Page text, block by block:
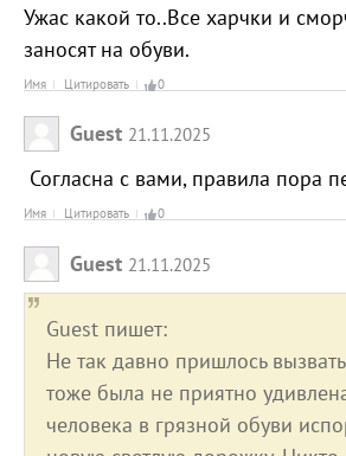
Ужас какой то..Все харчки и
заносят на обуви.
Имя Цитировать 0
Guest 21.11.2025
Согласна с вами, правила пора
Имя Цитировать 0
Guest 21.11.2025
Guest пишет:
Не так давно пришлось
тоже была не приятно
человека в грязной обуви